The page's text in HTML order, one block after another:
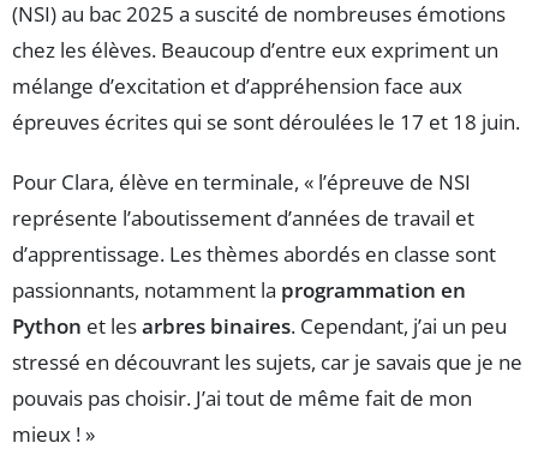
(NSI) au bac 2025 a suscité de nombreuses émotions
chez les élèves. Beaucoup d’entre eux expriment un
mélange d’excitation et d’appréhension face aux
épreuves écrites qui se sont déroulées le 17 et 18 juin.
Pour Clara, élève en terminale, « l’épreuve de NSI
représente l’aboutissement d’années de travail et
d’apprentissage. Les thèmes abordés en classe sont
passionnants, notamment la programmation en
Python et lesarbres binaires. Cependant, j’ai un peu
stressé en découvrant les sujets, car je savais que je ne
pouvais pas choisir. J’ai tout de même fait de mon
mieux ! »